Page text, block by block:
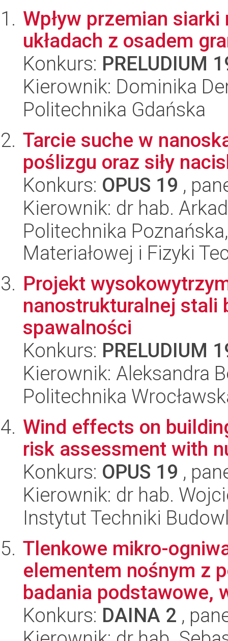
Wpływ przemian
układach z osadem
Konkurs: PRELUDIUM
Kierownik: Dominika
Politechnika Gdańska
Tarcie suche w
poślizgu oraz siły
Konkurs: OPUS 19 ,
Kierownik: dr hab.
Politechnika
Materiałowej i Fizyki
Projekt
nanostrukturalnej stali
spawalności
Konkurs: PRELUDIUM
Kierownik: Aleksandra
Politechnika
Wind effects on
risk assessment with
Konkurs: OPUS 19 ,
Kierownik: dr hab.
Instytut Techniki
Tlenkowe mikro-
elementem nośnym z
badania podstawowe,
Konkurs: DAINA 2 ,